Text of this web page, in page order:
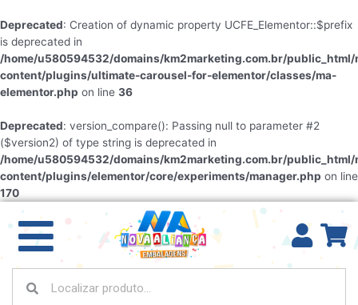
Deprecated: Creation of dynamic property UCFE_Elementor::$prefix
is deprecated in
/home/u580594532/domains/km2marketing.com.br/
content/plugins/ultimate-carousel-for-elementor/classes/ma-
elementor.php on line 36
Deprecated: version_compare(): Passing null to parameter #2
($version2) of type string is deprecated in
/home/u580594532/domains/km2marketing.com.br/
content/plugins/elementor/core/experiments/manager.php on line
170